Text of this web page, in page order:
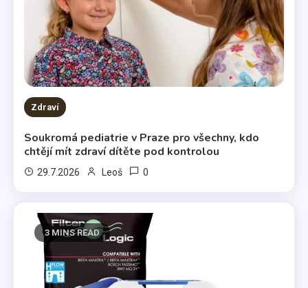
Zdraví
Soukromá pediatrie v Praze pro všechny, kdo
chtějí mít zdraví dítěte pod kontrolou
29.7.2026 Leoš 0
3 MINS READ